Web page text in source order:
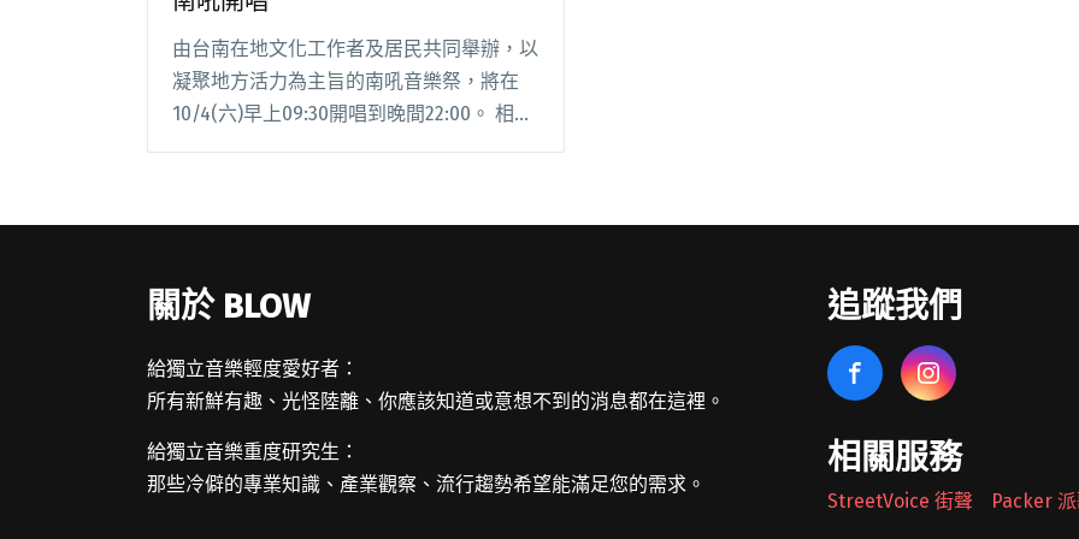
由台南在地文化工作者及居民共同舉辦，以
凝聚地方活力為主旨的南吼音樂祭，將在
10/4(六)早上09:30開唱到晚間22:00。 相較
於其他大型音樂祭，南吼音樂祭是一群台南
關於 BLOW
給獨立音樂輕度愛好者：
所有新鮮有趣、光怪陸離、你應該知道或意想不到的消息都在這裡。
給獨立音樂重度研究生：
那些冷僻的專業知識、產業觀察、流行趨勢希望能滿足您的需求。
追蹤我們
相關服務
StreetVoice 街聲 Packer